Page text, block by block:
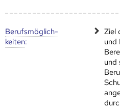
Berufs­möglich­
keiten:
Ziel
und
und